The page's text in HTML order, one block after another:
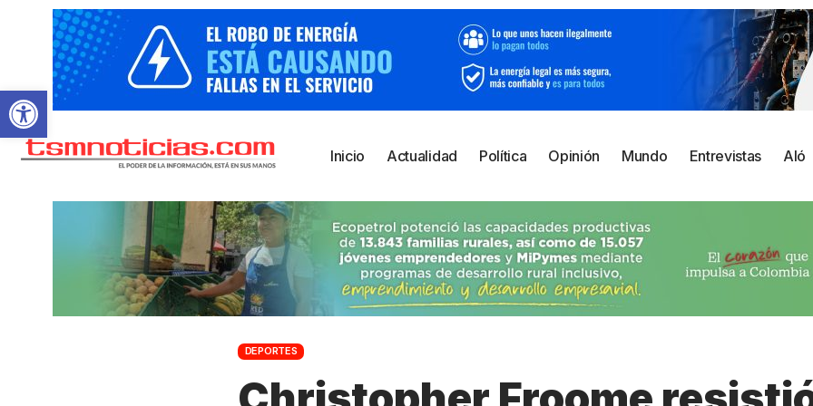
Abrir barra de herramientas
Inicio Actualidad Política Opinión Mundo Entrevistas Aló
DEPORTES